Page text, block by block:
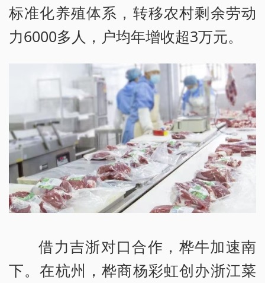
标准化养殖体系，转移农村剩余劳动
力6000多人，户均年增收超3万元。
借力吉浙对口合作，桦牛加速南
下。在杭州，桦商杨彩虹创办浙江菜